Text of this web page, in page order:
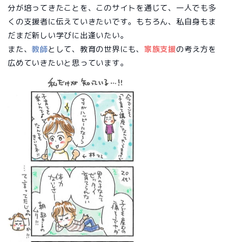
分が培ってきたことを、このサイトを通じて、一人でも多
くの支援者に伝えていきたいです。もちろん、私自身もま
だまだ新しい学びに出逢いたい。
また、教師として、教育の世界にも、 家族支援の考え方を
広めていきたいと思っています。